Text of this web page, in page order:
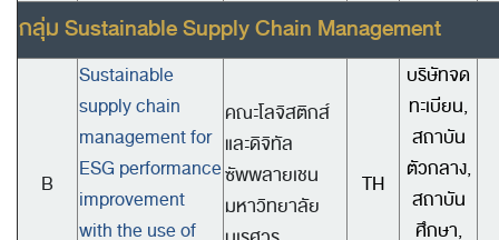
กลุ่มSustainable Supply Chain Management
B
Sustainable
supply chain
management for
ESG performance
improvement
with the use of
คณะโลจิสติกส์
และดิจิทัล
ซัพพลายเชน
มหาวิทยาลัย
TH
บริษัทจด
ทะเบียน,
สถาบัน
ตัวกลาง,
สถาบัน
ศึกษา,